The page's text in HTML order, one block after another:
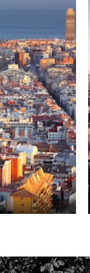
RADIO FRANCE
RED STAR FC
RENOVA
RIOT GAMES
ROBIN PRODUCTION
RODIER
RON DORFF
SANDRO
SAUCONY
SEAT
SÉCURITÉ
SELF PORTRAIT
SERGIO ROSSI
SFR
ŠKODA
SNAPCAR
SO OUEST
SOCIÉTÉ GÉNÉRALE
SOLIDARITÉ SIDA
STUDIO CANAL
SUSHI SHOP